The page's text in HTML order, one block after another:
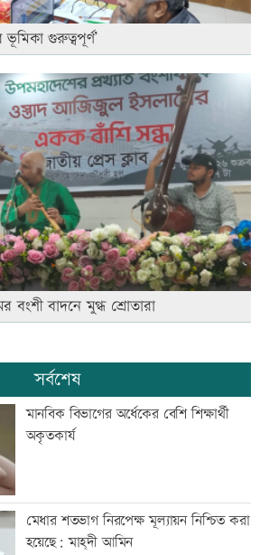
গুরুত্বপূর্ণ’
বাদনে মুগ্ধ শ্রোতারা
সর্বশেষ
মানবিক বিভাগের অর্ধেকের বেশি শিক্ষার্থী
অকৃতকার্য
মেধার শতভাগ নিরপেক্ষ মূল্যায়ন নিশ্চিত করা
হয়েছে: মাহ্দী আমিন